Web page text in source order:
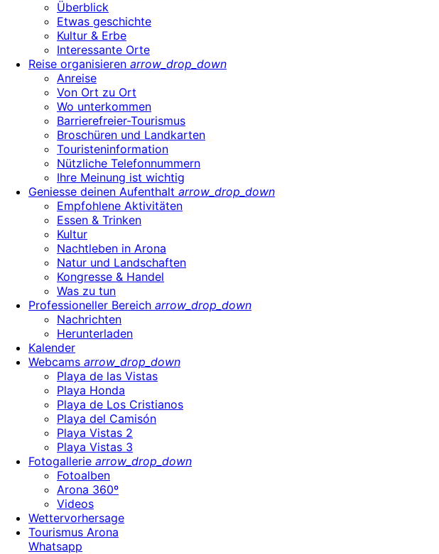
Überblick
Etwas geschichte
Kultur & Erbe
Interessante Orte
Reise organisieren arrow_drop_down
Anreise
Von Ort zu Ort
Wo unterkommen
Barrierefreier-Tourismus
Broschüren und Landkarten
Touristeninformation
Nützliche Telefonnummern
Ihre Meinung ist wichtig
Geniesse deinen Aufenthalt arrow_drop_down
Empfohlene Aktivitäten
Essen & Trinken
Kultur
Nachtleben in Arona
Natur und Landschaften
Kongresse & Handel
Was zu tun
Professioneller Bereich arrow_drop_down
Nachrichten
Herunterladen
Kalender
Webcams arrow_drop_down
Playa de las Vistas
Playa Honda
Playa de Los Cristianos
Playa del Camisón
Playa Vistas 2
Playa Vistas 3
Fotogallerie arrow_drop_down
Fotoalben
Arona 360º
Videos
Wettervorhersage
Tourismus Arona
Whatsapp